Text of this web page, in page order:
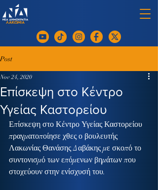
Post
Επίσκεψη στο Κέντρο
Υγείας Καστορείου
Nov 24, 2020
Επίσκεψη στο Κέντρο Υγείας Καστορείου
πραγματοποίησε χθες ο βουλευτής
Λακωνίας Θανάσης Δαβάκης με σκοπό το
συντονισμό των επόμενων βημάτων που
στοχεύουν στην ενίσχυσή του.